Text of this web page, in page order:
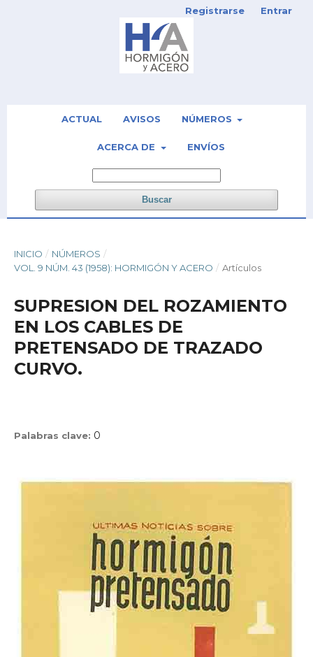
ACTUAL AVISOS NÚMEROS
ACERCA DE ENVÍOS
Buscar
Registrarse Entrar
INICIO / NÚMEROS /
VOL. 9 NÚM. 43 (1958): HORMIGÓN Y ACERO / Artículos
SUPRESION DEL ROZAMIENTO
EN LOS CABLES DE
PRETENSADO DE TRAZADO
CURVO.
Palabras clave: 0